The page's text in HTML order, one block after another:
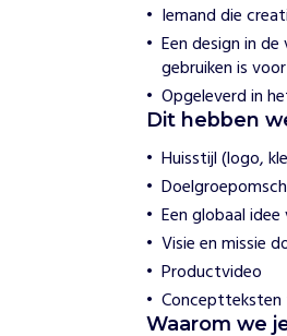
l
a
r
H
e
i
j
e
l
p
e
n
Iemand die
Een design in
gebruiken is
Opgeleverd in
Dit hebben
Huisstijl (logo,
Een globaal
Visie en missie
Productvideo
Waarom we